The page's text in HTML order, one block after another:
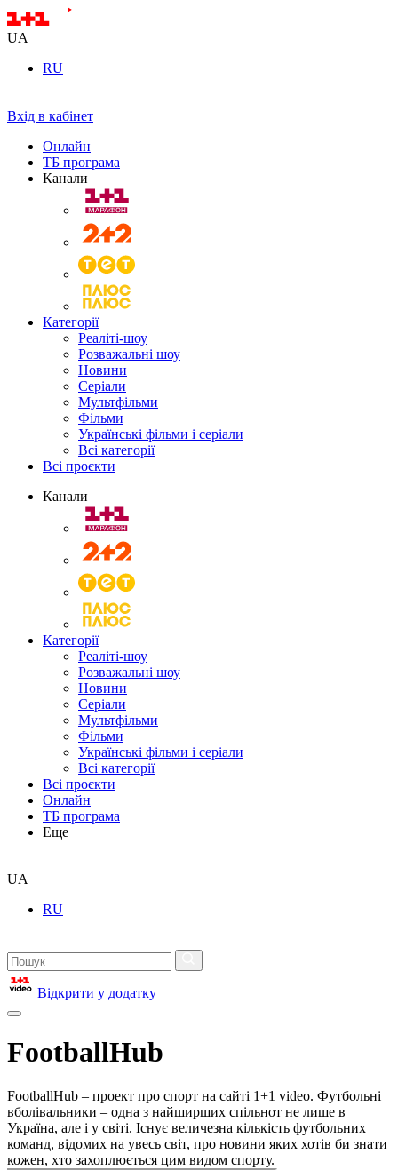
UA
RU
Вхід в кабінет
Онлайн
ТБ програма
Канали
Категорії
Реаліті-шоу
Розважальні шоу
Новини
Серіали
Мультфільми
Фільми
Українські фільми і серіали
Всі категорії
Всі проєкти
Канали
Категорії
Реаліті-шоу
Розважальні шоу
Новини
Серіали
Мультфільми
Фільми
Українські фільми і серіали
Всі категорії
Всі проєкти
Онлайн
ТБ програма
Еще
UA
RU
Відкрити у додатку
FootballHub
FootballHub – проект про спорт на сайті 1+1 video. Футбольні
вболівальники – одна з найширших спільнот не лише в
Україна, але і у світі. Існує величезна кількість футбольних
команд, відомих на увесь світ, про новини яких хотів би знати
кожен, хто захоплюється цим видом спорту.